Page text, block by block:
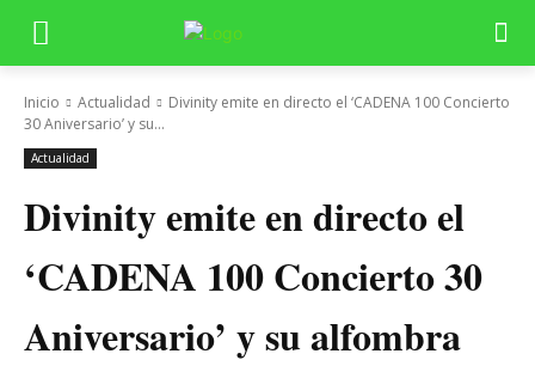
Inicio Actualidad
Divinity emite en directo el ‘CADENA 100 Concierto
30 Aniversario’ y su...
Actualidad
Divinity emite en directo el
‘CADENA 100 Concierto 30
Aniversario’ y su alfombra